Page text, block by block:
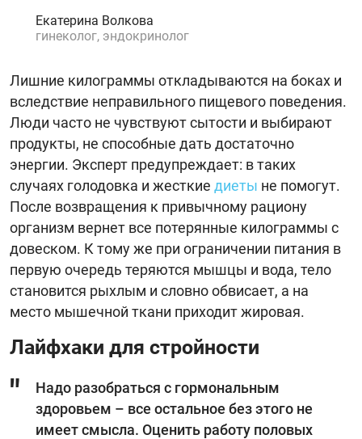
Екатерина Волкова
гинеколог, эндокринолог
Лишние килограммы откладываются на боках и
вследствие неправильного пищевого поведения.
Люди часто не чувствуют сытости и выбирают
продукты, не способные дать достаточно
энергии. Эксперт предупреждает: в таких
случаях голодовка и жесткие диеты не помогут.
После возвращения к привычному рациону
организм вернет все потерянные килограммы с
довеском. К тому же при ограничении питания в
первую очередь теряются мышцы и вода, тело
становится рыхлым и словно обвисает, а на
место мышечной ткани приходит жировая.
Лайфхаки для стройности
Надо разобраться с гормональным
здоровьем – все остальное без этого не
имеет смысла. Оценить работу половых